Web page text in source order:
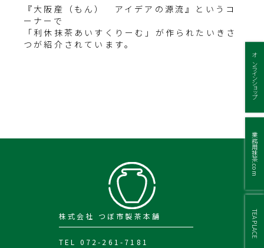
オンラインショップ
業務用抹茶.com
TEA PLACE
『大阪産（もん） アイデアの源流』というコ
ーナーで
「利休抹茶あいすくりーむ」が作られたいきさ
つが紹介されています。
株式会社 つぼ市製茶本舗
TEL 072-261-7181